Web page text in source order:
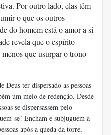
Por outro lado, elas têm
o que os outros
do homem está o amor a si
revela que o espírito
que usurpar o trono
Deus ter dispersado as pessoas
um meio de redenção. Desde
se dispersassem pelo
se! Encham e subjuguem a
após a queda da torre,